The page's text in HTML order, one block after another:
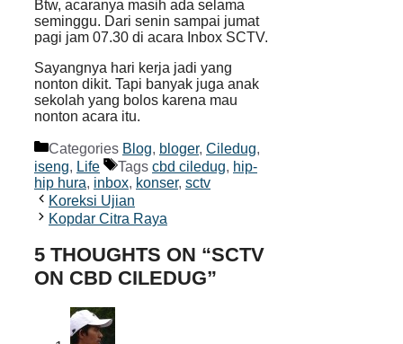
Btw, acaranya masih ada selama
seminggu. Dari senin sampai jumat
pagi jam 07.30 di acara Inbox SCTV.
Sayangnya hari kerja jadi yang
nonton dikit. Tapi banyak juga anak
sekolah yang bolos karena mau
nonton acara itu.
Categories Blog, bloger, Ciledug,
iseng, Life Tags cbd ciledug, hip-
hip hura, inbox, konser, sctv
Koreksi Ujian
Kopdar Citra Raya
5 THOUGHTS ON “SCTV
ON CBD CILEDUG”